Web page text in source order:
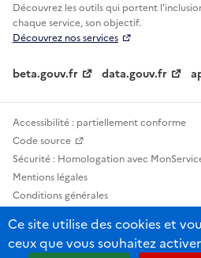
Découvrez les outils qui portent
chaque service, son objectif.
Découvrez nos services
beta.gouv.fr data.gouv.fr
Accessibilité : partiellement conforme
Code source
Sécurité : Homologation avec
Mentions légales
Conditions générales
Statistiques, lexiques et indicateurs
Sauf mention contraire, tous les
Ce site utilise des cookies et
ceux que vous souhaitez activer